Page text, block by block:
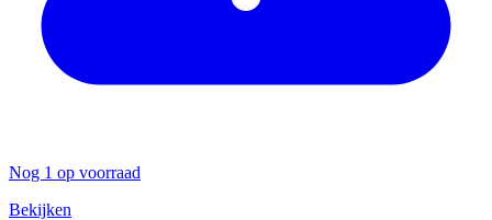
Nog 1 op voorraad
Bekijken